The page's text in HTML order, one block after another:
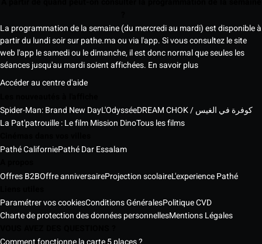
La programmation de la semaine (du mercredi au mardi) est disponible à
partir du lundi soir sur pathe.ma ou via l'app. Si vous consultez le site
web l'app le samedi ou le dimanche, il est donc normal que seules les
séances jusqu'au mardi soient affichées. En savoir plus
Accéder au centre d'aide
Spider-Man: Brand New DayL'Odyssée
DREAM CHOK / كوفرة في الغيس
La Pat'patrouille : Le film Mission DinoTous les films
Pathé CaliforniePathé Dar Essalam
Offres B2BOffre anniversaireProjection scolaireL'experience Pathé
Paramétrer vos cookiesConditions GénéralesPolitique CVD
Charte de protection des données personnellesMentions Légales